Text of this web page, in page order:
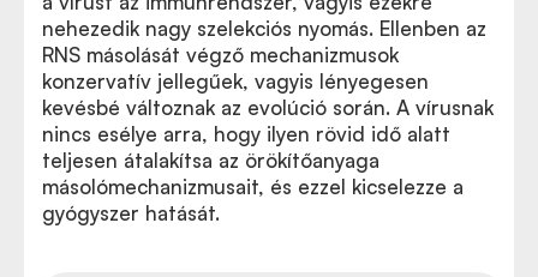
nehezedik nagy szelekciós nyomás. Ellenben az
RNS másolását végző mechanizmusok
konzervatív jellegűek, vagyis lényegesen
kevésbé változnak az evolúció során. A vírusnak
nincs esélye arra, hogy ilyen rövid idő alatt
teljesen átalakítsa az örökítőanyaga
másolómechanizmusait, és ezzel kicselezze a
gyógyszer hatását.